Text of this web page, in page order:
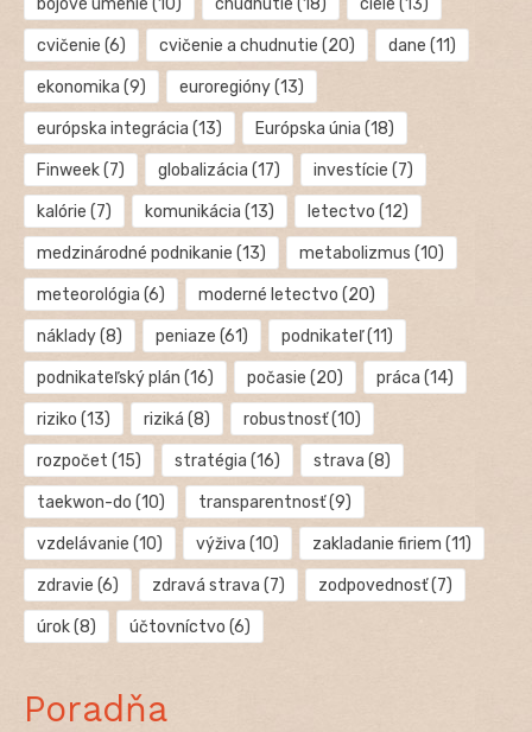
bojové umenie (10) chudnutie (18) ciele (13)
cvičenie (6) cvičenie a chudnutie (20) dane (11)
ekonomika (9) euroregióny(13)
európska integrácia (13) Európska únia (18)
Finweek(7) globalizácia (17) investície (7)
kalórie (7) komunikácia (13) letectvo (12)
medzinárodné podnikanie (13) metabolizmus (10)
meteorológia (6) moderné letectvo (20)
náklady(8) peniaze (61) podnikateľ(11)
podnikateľský plán (16) počasie (20) práca (14)
riziko (13) riziká (8) robustnosť(10)
rozpočet (15) stratégia (16) strava (8)
taekwon-do (10) transparentnosť(9)
vzdelávanie (10) výživa (10) zakladanie firiem (11)
zdravie (6) zdravá strava (7) zodpovednosť(7)
úrok(8) účtovníctvo (6)
Poradňa